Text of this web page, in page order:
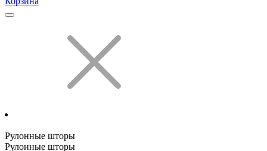
Рулонные шторы
Рулонные шторы